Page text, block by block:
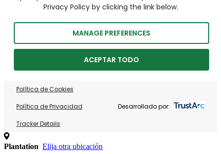
Privacy Policy by clicking the link below.
MANAGE PREFERENCES
ACEPTAR TODO
Política de Cookies
Política de Privacidad
Tracker Details
Desarrollado por:
Plantation Elija otra ubicación